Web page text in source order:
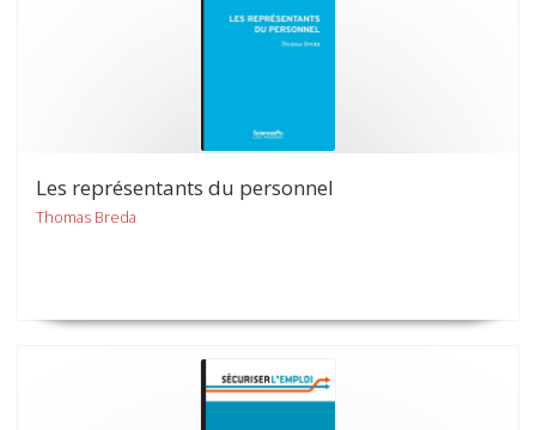
Les représentants du personnel
Thomas Breda